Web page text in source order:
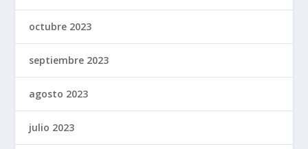
octubre 2023
septiembre 2023
agosto 2023
julio 2023